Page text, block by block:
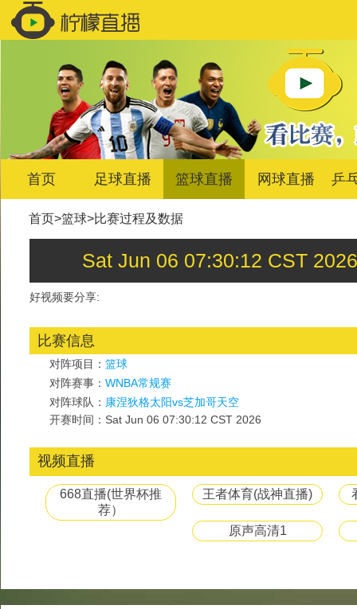
首页 足球直播 篮球直播 网球直播 乒
首页>篮球>比赛过程及数据
Sat Jun 06 07:30:12 CST
好视频要分享:
比赛信息
对阵项目： 篮球
对阵赛事： WNBA常规赛
对阵球队： 康涅狄格太阳vs芝加哥天空
开赛时间：Sat Jun 06 07:30:12 CST 2026
视频直播
668直播(世界杯推
荐）
王者体育(战神直播)
原声高清1